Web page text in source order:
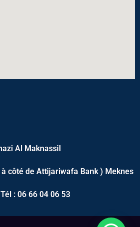
Al MaknassiI
à côté de Attijariwafa Bank ) Meknes
: 06 66 04 06 53